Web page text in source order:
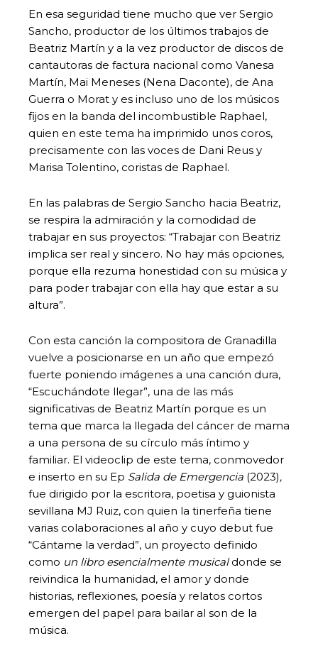
En esa seguridad tiene mucho que ver Sergio
Sancho, productor de los últimos trabajos de
Beatriz Martín y a la vez productor de discos de
cantautoras de factura nacional como Vanesa
Martín, Mai Meneses (Nena Daconte), de Ana
Guerra o Morat y es incluso uno de los músicos
fijos en la banda del incombustible Raphael,
quien en este tema ha imprimido unos coros,
precisamente con las voces de Dani Reus y
Marisa Tolentino, coristas de Raphael.
En las palabras de Sergio Sancho hacia Beatriz,
se respira la admiración y la comodidad de
trabajar en sus proyectos: “Trabajar con Beatriz
implica ser real y sincero. No hay más opciones,
porque ella rezuma honestidad con su música y
para poder trabajar con ella hay que estar a su
altura”.
Con esta canción la compositora de Granadilla
vuelve a posicionarse en un año que empezó
fuerte poniendo imágenes a una canción dura,
“Escuchándote llegar”, una de las más
significativas de Beatriz Martín porque es un
tema que marca la llegada del cáncer de mama
a una persona de su círculo más íntimo y
familiar. El videoclip de este tema, conmovedor
e inserto en su Ep Salida de Emergencia (2023),
fue dirigido por la escritora, poetisa y guionista
sevillana MJ Ruiz, con quien la tinerfeña tiene
varias colaboraciones al año y cuyo debut fue
“Cántame la verdad”, un proyecto definido
como un libro esencialmente musicaldonde se
reivindica la humanidad, el amor y donde
historias, reflexiones, poesía y relatos cortos
emergen del papel para bailar al son de la
música.